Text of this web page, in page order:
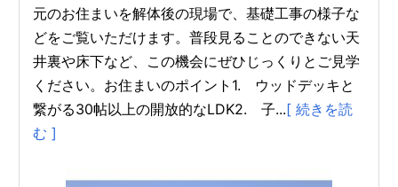
元のお住まいを解体後の現場で、基礎工事の様子な
どをご覧いただけます。普段見ることのできない天
井裏や床下など、この機会にぜひじっくりとご見学
ください。お住まいのポイント1. ウッドデッキと
繋がる30帖以上の開放的なLDK2. 子...[ 続きを読
む ]